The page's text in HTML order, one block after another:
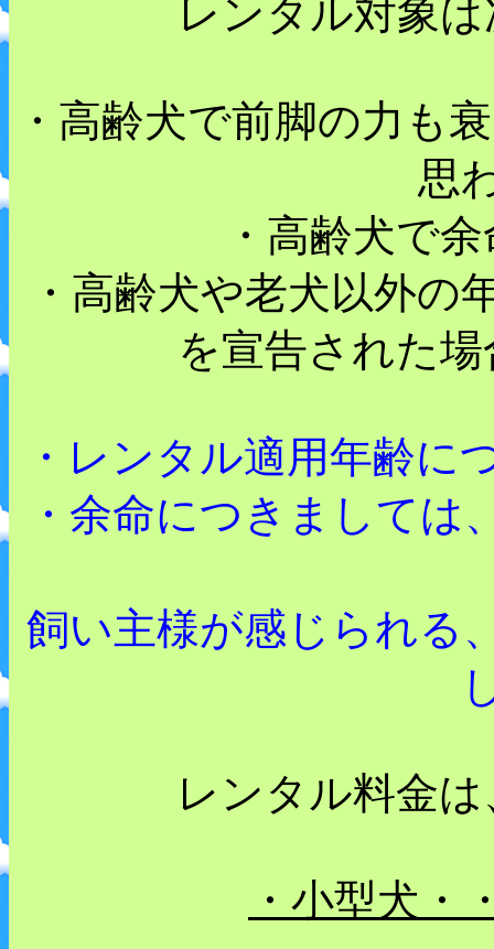
レンタル対象
・高齢犬で前脚の力も
思
・高齢犬で
・高齢犬や老犬以外の
を宣告された
・レンタル適用年齢に
・余命につきましては
飼い主様が感じられる
レンタル料金
・小型犬・